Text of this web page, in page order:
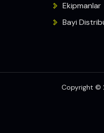
Ekipmanlar
Bayi
Copyright ©